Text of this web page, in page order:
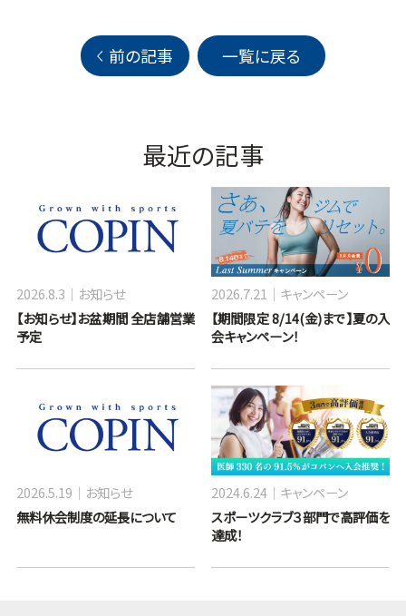
前の記事 一覧に戻る
最近の記事
【お知らせ】お盆期間 全店舗営業
予定
2026.8.3
お知らせ
【期間限定 8/14(金)まで】夏の入
会キャンペーン！
2026.7.21 キャンペーン
無料休会制度の延長について
2026.5.19
お知らせ
スポーツクラブ３部門で高評価を
達成！
2024.6.24 キャンペーン